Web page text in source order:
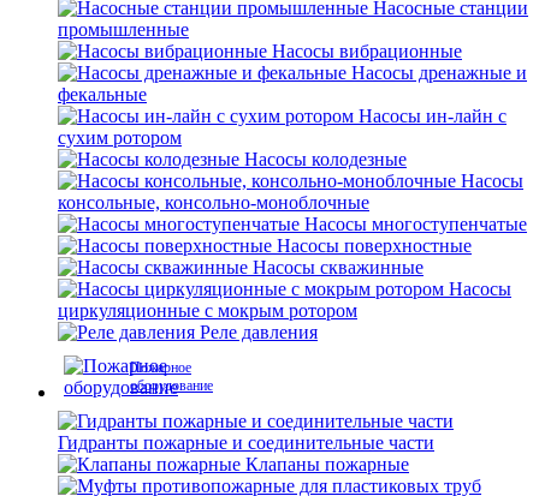
Насосные станции
промышленные
Насосы вибрационные
Насосы дренажные и
фекальные
Насосы ин-лайн с
сухим ротором
Насосы колодезные
Насосы
консольные, консольно-моноблочные
Насосы многоступенчатые
Насосы поверхностные
Насосы скважинные
Насосы
циркуляционные с мокрым ротором
Реле давления
Пожарное
оборудование
Гидранты пожарные и соединительные части
Клапаны пожарные